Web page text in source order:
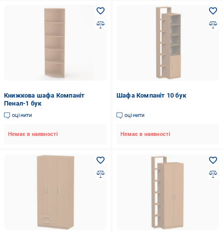
Книжкова шафа Компаніт
Пенал-1 бук
оцінити
Немає в наявності
Шафа Компаніт 10 бук
оцінити
Немає в наявності